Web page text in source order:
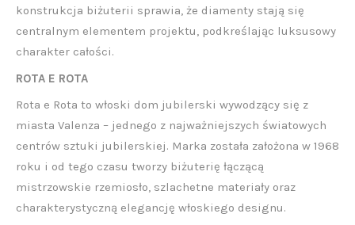
konstrukcja biżuterii sprawia, że diamenty stają się
centralnym elementem projektu, podkreślając luksusowy
charakter całości.
ROTA E ROTA
Rota e Rota to włoski dom jubilerski wywodzący się z
miasta Valenza – jednego z najważniejszych światowych
centrów sztuki jubilerskiej. Marka została założona w 1968
roku i od tego czasu tworzy biżuterię łączącą
mistrzowskie rzemiosło, szlachetne materiały oraz
charakterystyczną elegancję włoskiego designu.